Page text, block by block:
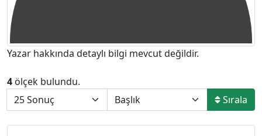
Yazar hakkında detaylı bilgi mevcut değildir.
4 ölçek bulundu.
Sırala